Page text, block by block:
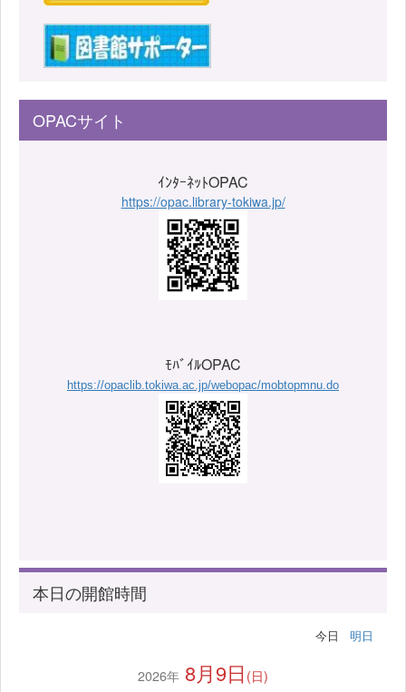
OPACサイト
ｲﾝﾀｰﾈｯﾄOPAC
https://opac.library-tokiwa.jp/
ﾓﾊﾞｲﾙOPAC
https://opaclib.tokiwa.ac.jp/webopac/mobtopmnu.do
本日の開館時間
今日 明日
2026年 8月9日 (日)